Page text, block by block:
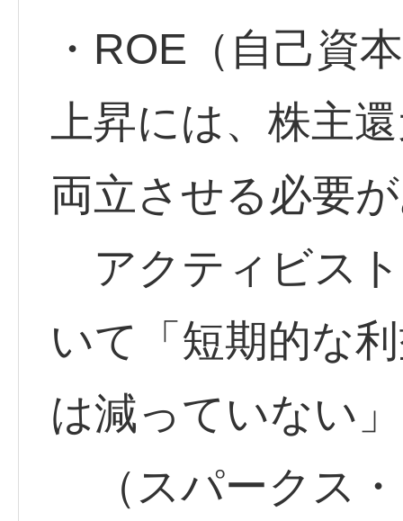
・ROE（自己資
上昇には、株主
両立させる必要
アクティビス
いて「短期的な
は減っていない」
（スパークス